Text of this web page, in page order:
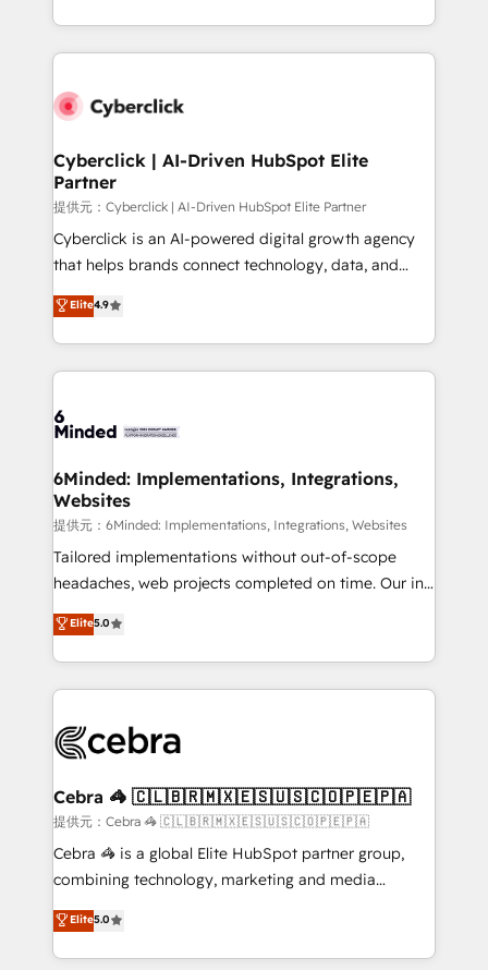
America. From casual user to super fan: make
Canada, we’ve delivered thousands of successful
HubSpot projects for mid-market and enterprise
combine HubSpot, data, and AI to design connected
and technology for predictable, scalable revenue
growth. Our expertise spans RevOps, CRM and data
architecture, AI enablement, and strategic marketing,
delivered through our proprietary FLAIR framework
for responsible AI adoption. As a HubSpot Elite
we blend strategy, creativity, and technology to help
organisations scale smarter and grow stronger.
Cyberclick | AI-Driven HubSpot Elite
Partner
提供元：Cyberclick | AI-Driven HubSpot Elite Partner
Cyberclick is an AI-powered digital growth agency
that helps brands connect technology, data, and
creativity to achieve measurable results. Founded in
Barcelona and operating across Spain, LATAM, and
the UK, we support global companies in building
smarter marketing, sales, and customer success
Iberia (Spain & Portugal), we combine human insight
growth. Our multidisciplinary team designs solutions
that simplify complexity, boost performance, and
turn innovation into real impact. 🌍 Highlights •
HubSpot Partner since 2012 • 2022 EMEA Impact
Award: Best Integration • 150+ successful HubSpot
technology for integrations • Multilingual team:
English, Spanish, Portuguese & Italian 👉 Grow
Elite4.9
6Minded: Implementations, Integrations,
Websites
提供元：6Minded: Implementations, Integrations, Websites
Tailored implementations without out-of-scope
headaches, web projects completed on time. Our in-
house team of certified CRM architects, experts,
developers, designers, and marketers handles all
aspects of your HubSpot. ✨ 400+ global clients ✨
100+ seamless migrations from 15+ different CRMs
implementations, and 5,000+ pages ✨ CS: Clients
CS: 245% organic growth & +751% new visitors for a
full-funnel HubSpot project ✨ CS: 415% conversion
boost with a new HubSpot site Recognized leaders:
🏆 HubSpot Platform Migration Impact Award 🏆
Inbound Campaign of the Year 🏆 Gold AVA Digital
Award for Best Website 🌟 Accreditations: CRM
Elite5.0
Cebra 🦓 🇨🇱🇧🇷🇲🇽🇪🇸🇺🇸🇨🇴🇵🇪🇵🇦
提供元：Cebra 🦓 🇨🇱🇧🇷🇲🇽🇪🇸🇺🇸🇨🇴🇵🇪🇵🇦
Cebra 🦓 is a global Elite HubSpot partner group,
combining technology, marketing and media
expertise across Latin America and Southern
Europe, with teams across 7 countries. Born in Chile,
we combine local insight with international reach to
Elite5.0